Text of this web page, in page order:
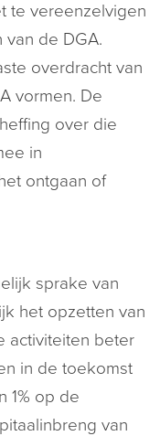
te vereenzelvigen
de DGA.
overdracht van
vormen. De
over die
in
ontgaan of
sprake van
het opzetten van
activiteiten beter
in de toekomst
1% op de
van